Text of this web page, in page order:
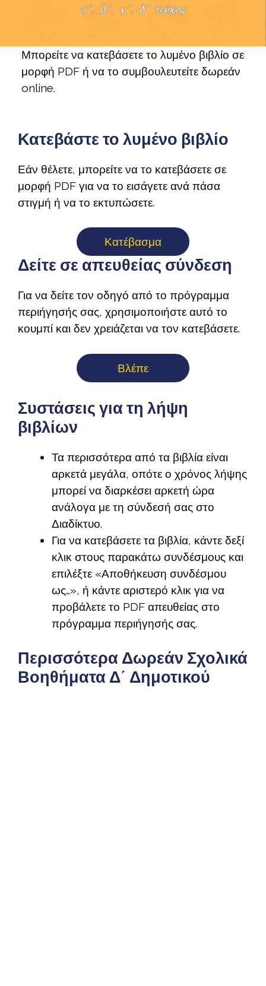
Μπορείτε να κατεβάσετε το λυμένο βιβλίο σε
μορφή PDF ή να το συμβουλευτείτε δωρεάν
online.
Κατεβάστε το λυμένο βιβλίο
Εάν θέλετε, μπορείτε να το κατεβάσετε σε
μορφή PDF για να το εισάγετε ανά πάσα
στιγμή ή να το εκτυπώσετε.
Κατέβασμα
Δείτε σε απευθείας σύνδεση
Για να δείτε τον οδηγό από το πρόγραμμα
περιήγησής σας, χρησιμοποιήστε αυτό το
κουμπί και δεν χρειάζεται να τον κατεβάσετε.
Βλέπε
Συστάσεις για τη λήψη
βιβλίων
Τα περισσότερα από τα βιβλία είναι
αρκετά μεγάλα, οπότε ο χρόνος λήψης
μπορεί να διαρκέσει αρκετή ώρα
ανάλογα με τη σύνδεσή σας στο
Διαδίκτυο.
Για να κατεβάσετε τα βιβλία, κάντε δεξί
κλικ στους παρακάτω συνδέσμους και
επιλέξτε «Αποθήκευση συνδέσμου
ως…», ή κάντε αριστερό κλικ για να
προβάλετε το PDF απευθείας στο
πρόγραμμα περιήγησής σας.
Περισσότερα Δωρεάν Σχολικά
Βοηθήματα Δ΄ Δημοτικού